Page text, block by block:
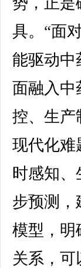
具。“面
能驱动中
面融入中
控、生产
现代化难
时感知、
步预测，
模型，明
关系，